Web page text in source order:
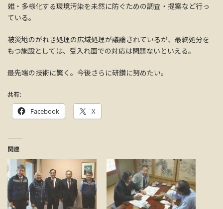
雑・多様化する環境汚染を未然に防ぐための調査・提案など行っ
ている。
被災地のがれき処理の広域処理が議論されているが、最終処分を
もつ施設としては、受入れ面での対応は問題ないといえる。
最先端の技術に驚く。今後さらに研鑽に努めたい。
共有:
Facebook X
関連